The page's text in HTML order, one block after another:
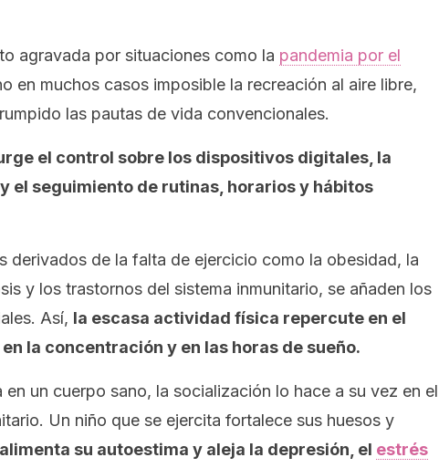
agravada por situaciones como la pandemia por el
en muchos casos imposible la recreación al aire libre,
las pautas de vida convencionales.
el control sobre los dispositivos digitales, la
el seguimiento de rutinas, horarios y hábitos
derivados de la falta de ejercicio como la obesidad, la
y los trastornos del sistema inmunitario, se añaden los
Así, la escasa actividad física repercute en el
la concentración y en las horas de sueño.
en un cuerpo sano, la socialización lo hace a su vez en el
Un niño que se ejercita fortalece sus huesos y
alimenta su autoestima y aleja la depresión, el estrés